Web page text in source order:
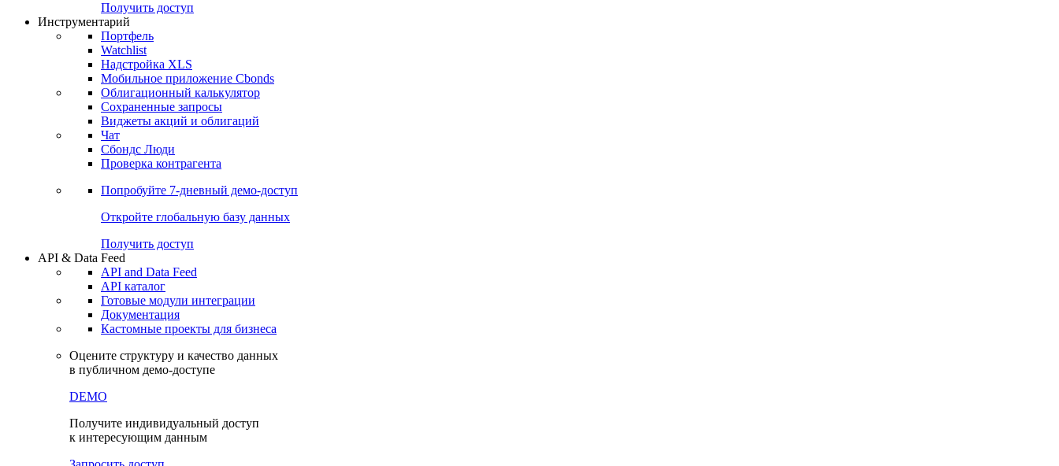
Получить доступ
Инструментарий
Портфель
Watchlist
Надстройка XLS
Мобильное приложение Cbonds
Облигационный калькулятор
Сохраненные запросы
Виджеты акций и облигаций
Чат
Сбондс Люди
Проверка контрагента
Попробуйте 7-дневный демо-доступ
Откройте глобальную базу данных
Получить доступ
API & Data Feed
API and Data Feed
API каталог
Готовые модули интеграции
Документация
Кастомные проекты для бизнеса
Оцените структуру и качество данных
в публичном демо-доступе
DEMO
Получите индивидуальный доступ
к интересующим данным